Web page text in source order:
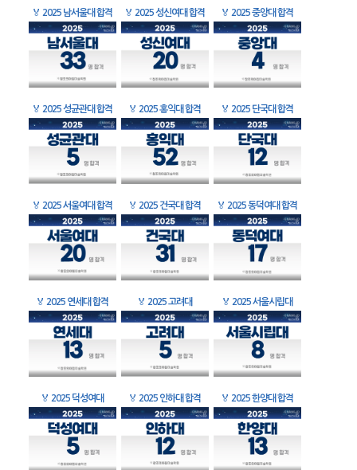
🏅 2025 남서울대 합격 🏅 2025 성신여대 합격 🏅 2025 중앙대 합격
🏅 2025 성균관대 합격 🏅 2025 홍익대 합격 🏅 2025 단국대 합격
🏅 2025 서울여대 합격 🏅 2025 건국대 합격 🏅 2025 동덕여대 합격
🏅 2025 연세대 합격 🏅 2025 고려대 🏅 2025 서울시립대
🏅 2025 덕성여대 🏅 2025 인하대 합격 🏅 2025 한양대 합격